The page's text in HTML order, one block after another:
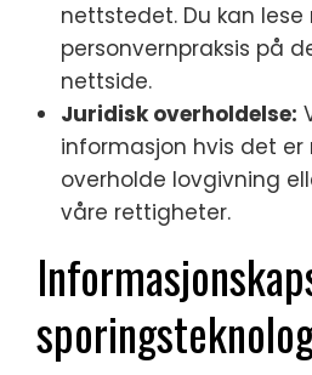
nettstedet. Du kan
personvernpraksis på
nettside.
Juridisk overholdelse:
informasjon hvis det
overholde lovgivning
våre rettigheter.